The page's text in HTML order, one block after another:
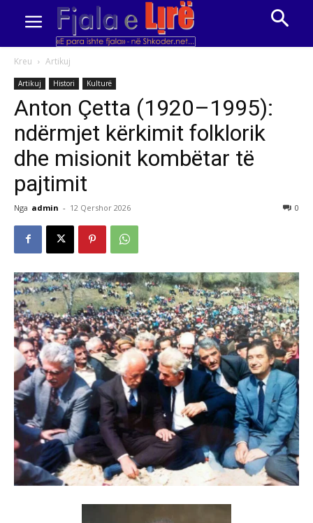
Kreu Artikuj
Artikuj Histori Kulturë
Anton Çetta (1920–1995):
ndërmjet kërkimit folklorik
dhe misionit kombëtar të
pajtimit
Nga admin - 12 Qershor 2026 0